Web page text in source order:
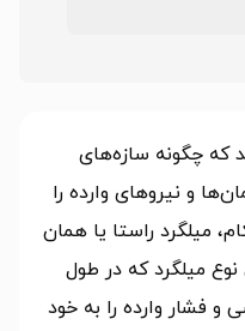
که چگونه سازه‌های
و نیروهای وارده را
میلگرد راستا یا همان
نوع میلگرد که در طول
و فشار وارده را به خود